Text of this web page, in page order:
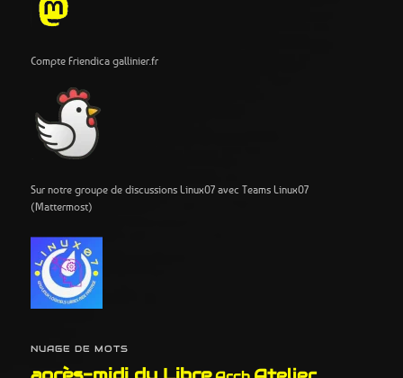
Compte Friendica gallinier.fr
Sur notre groupe de discussions Linux07 avec Teams Linux07
(Mattermost)
NUAGE DE MOTS